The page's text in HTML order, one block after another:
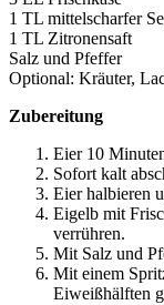
1 TL mittelscharfer
1 TL Zitronensaft
Salz und Pfeffer
Optional: Kräuter,
Zubereitung
Eier 10
Sofort kalt
Eier halbieren
Eigelb mit
verrühren.
Mit Salz und
Mit einem
Eiweißhälften